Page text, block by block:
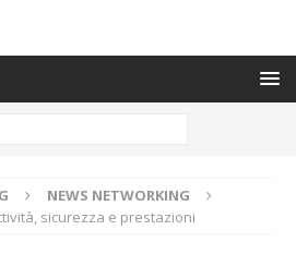
NEWS NETWORKING
sicurezza e prestazioni